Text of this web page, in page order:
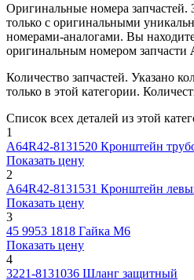
Оригинальные номера запчастей.
только с оригинальными
номерами-аналогами. Вы
оригинальным номером запчасти
Количество запчастей. Указано
только в этой категории.
Список всех деталей из этой
1
A64R42-8131520 Кронштейн
Показать цену
2
A64R42-8131531 Кронштейн
Показать цену
3
45 9953 1818 Гайка М6
Показать цену
4
3221-8131036 Шланг защитный